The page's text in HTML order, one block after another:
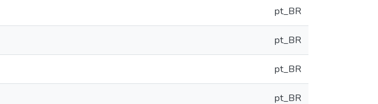
pt_BR
pt_BR
pt_BR
pt_BR